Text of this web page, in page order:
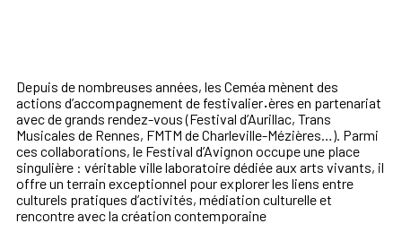
Depuis de nombreuses années, les Ceméa mènent des
actions d’accompagnement de festivalier·ères en partenariat
avec de grands rendez-vous (Festival d’Aurillac, Trans
Musicales de Rennes, FMTM de Charleville-Mézières…). Parmi
ces collaborations, le Festival d’Avignon occupe une place
singulière : véritable ville laboratoire dédiée aux arts vivants, il
offre un terrain exceptionnel pour explorer les liens entre
culturels pratiques d’activités, médiation culturelle et
rencontre avec la création contemporaine